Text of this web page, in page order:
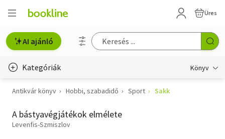
Üres
AI ajánló
Kategóriák Könyv
Életmód, egészség
Erotika
Antikvár könyv Hobbi, szabadidő Sport Sakk
A bástyavégjátékok elmélete
Levenfis-Szmiszlov